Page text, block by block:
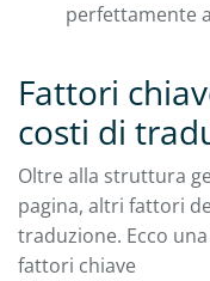
perfettamente
Fattori
costi di
Oltre alla struttura
pagina, altri fattori
traduzione. Ecco
fattori chiave